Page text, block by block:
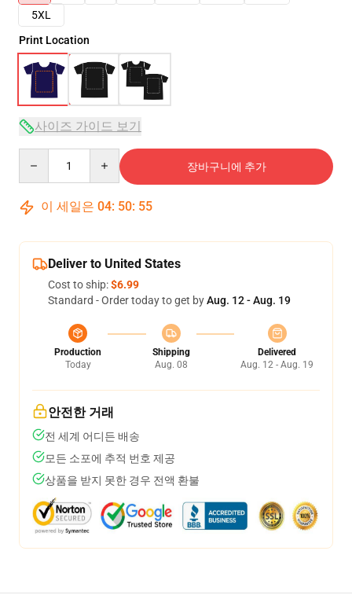
5XL
Print Location
사이즈 가이드 보기
장바구니에 추가
이 세일은 04: 50: 54
Deliver to United States
Cost to ship:$6.99
Standard - Order today to get byAug. 12 - Aug. 19
Production
Today
Shipping
Aug. 08
Delivered
Aug. 12 - Aug. 19
안전한 거래
전 세계 어디든 배송
모든 소포에 추적 번호 제공
상품을 받지 못한 경우 전액 환불